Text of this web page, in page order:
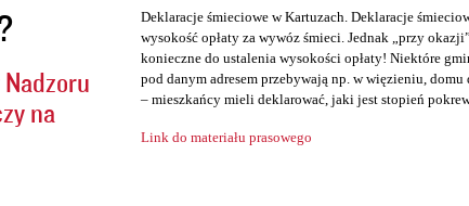
na
Deklaracje śmieciowe w Kartuzach. Deklaracje
wysokość opłaty za wywóz śmieci. Jednak „przy
konieczne do ustalenia wysokości opłaty! Niektóre
pod danym adresem przebywają np. w więzieniu,
– mieszkańcy mieli deklarować, jaki jest stopień
Link do materiału prasowego